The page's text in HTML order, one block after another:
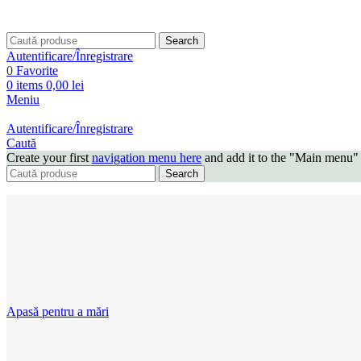
Search
Autentificare/Înregistrare
0 Favorite
0 items 0,00 lei
Meniu
Autentificare/Înregistrare
Caută
Create your first navigation menu here and add it to the "Main menu"
Search
Apasă pentru a mări